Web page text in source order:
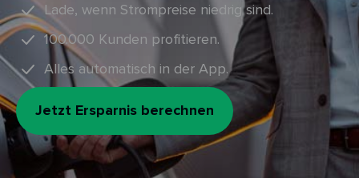
Lade, wenn Strompreise niedrig sind.
100.000 Kunden profitieren.
Alles automatisch in der App.
Jetzt Ersparnis berechnen